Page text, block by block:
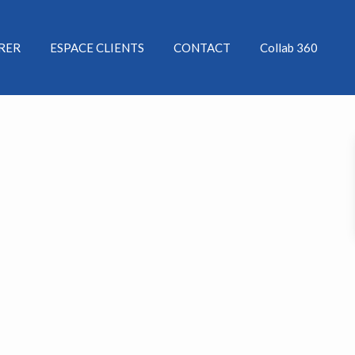
ESPACE CLIENTS CONTACT Collab 360